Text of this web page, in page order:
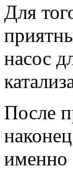
Для
насос
После
именно